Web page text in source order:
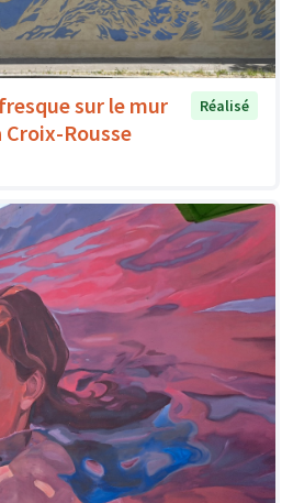
sur le mur
Rousse
Réalisé